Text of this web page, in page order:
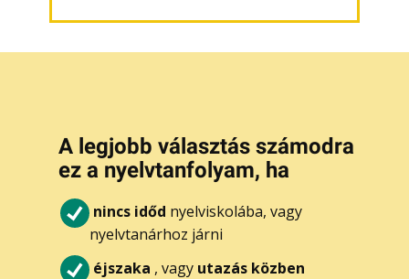
A legjobb választás számodra
ez a nyelvtanfolyam, ha
nincs időd nyelviskolába, vagy
nyelvtanárhoz járni
éjszaka , vagy utazás közben